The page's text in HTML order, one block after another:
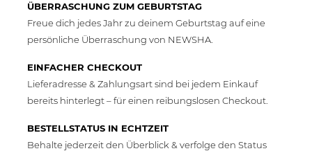
ÜBERRASCHUNG ZUM GEBURTSTAG
Freue dich jedes Jahr zu deinem Geburtstag auf eine
persönliche Überraschung von NEWSHA.
EINFACHER CHECKOUT
Lieferadresse & Zahlungsart sind bei jedem Einkauf
bereits hinterlegt – für einen reibungslosen Checkout.
BESTELLSTATUS IN ECHTZEIT
Behalte jederzeit den Überblick & verfolge den Status